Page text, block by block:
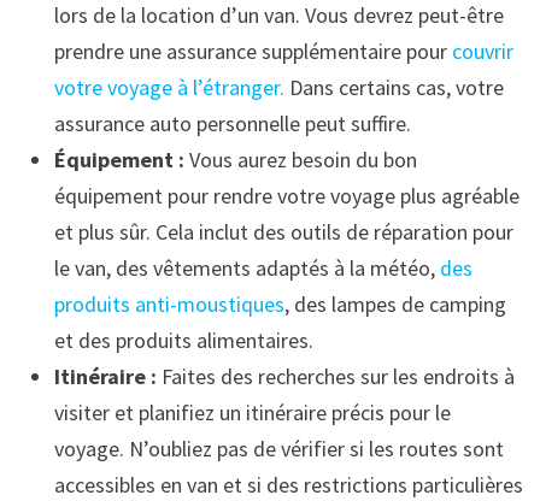
lors de la location d’un van. Vous devrez peut-être
prendre une assurance supplémentaire pourcouvrir
votre voyage à l’étranger. Dans certains cas, votre
assurance auto personnelle peut suffire.
Équipement : Vous aurez besoin du bon
équipement pour rendre votre voyage plus agréable
et plus sûr. Cela inclut des outils de réparation pour
le van, des vêtements adaptés à la météo, des
produits anti-moustiques, des lampes de camping
et des produits alimentaires.
Itinéraire : Faites des recherches sur les endroits à
visiter et planifiez un itinéraire précis pour le
voyage. N’oubliez pas de vérifier si les routes sont
accessibles en van et si des restrictions particulières